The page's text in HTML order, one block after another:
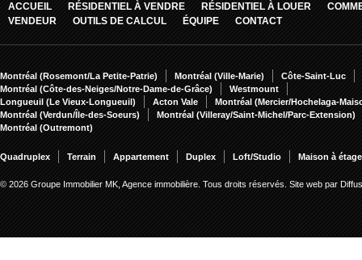
ACCUEIL RÉSIDENTIEL À VENDRE RÉSIDENTIEL À LOUER
VENDEUR
OUTILS DE CALCUL ÉQUIPE CONTACT
Montréal (Rosemont/La Petite-Patrie) Montréal (Ville-Marie)
Côte-Saint-Luc
Montréal (Côte-des-Neiges/Notre-Dame-de-Grâce)
Westmount
Longueuil (Le Vieux-Longueuil)
Acton Vale
Montréal (Mercier/Hochelaga-
Montréal (Verdun/Île-des-Soeurs)
Montréal (Villeray/Saint-Michel/Parc-Extension)
Montréal (Outremont)
Quadruplex Terrain Appartement Duplex Loft/Studio Maison à
© 2026 Groupe Immobilier MK, Agence immobilière. Tous droits réservés. Site web par